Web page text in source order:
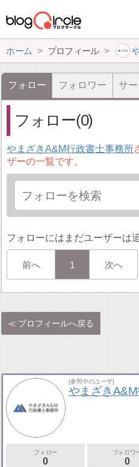
ホーム プロフィール や
フォロー フォロワー サ
フォロー(0)
やまざきA&M行政書士事務所
ザーの一覧です。
フォローにはまだユーザーは
前へ 1 次へ
プロフィールへ戻る
[参照中のユーザ]
やまざき
フォロー
0
フォロワ
0